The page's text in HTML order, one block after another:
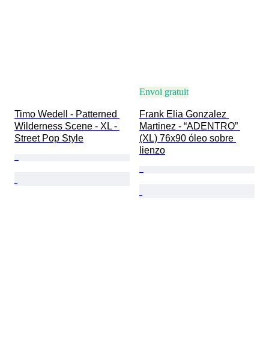
Timo Wedell - Patterned
Wilderness Scene - XL -
Street Pop Style
Envoi gratuit
Frank Elia Gonzalez
Martinez - “ADENTRO”
(XL) 76x90 óleo sobre
lienzo